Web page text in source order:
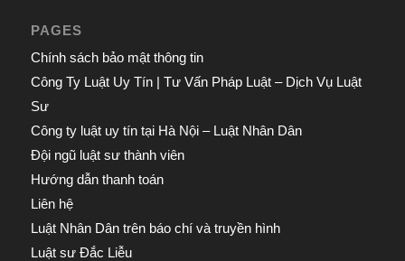
PAGES
Chính sách bảo mật thông tin
Công Ty Luật Uy Tín | Tư Vấn Pháp Luật – Dịch Vụ Luật
Sư
Công ty luật uy tín tại Hà Nội – Luật Nhân Dân
Đội ngũ luật sư thành viên
Hướng dẫn thanh toán
Liên hệ
Luật Nhân Dân trên báo chí và truyền hình
Luật sư Đắc Liễu